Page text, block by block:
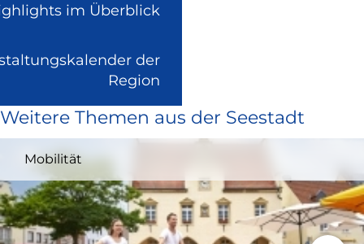
im Überblick
der
Region
extern
und
in
neuem
Fenster)
Weitere Themen aus der Seestadt
Mobilität